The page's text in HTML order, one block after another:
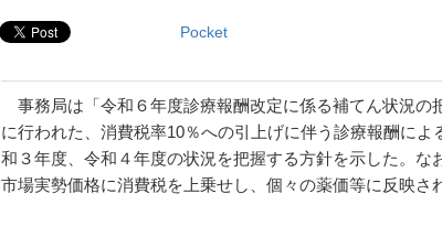
Pocket
事務局は「令和６年度診療報酬改定に係る補てん状況の
に行われた、消費税率10％への引上げに伴う診療報酬に
和３年度、令和４年度の状況を把握する方針を示した。
市場実勢価格に消費税を上乗せし、個々の薬価等に反映さ